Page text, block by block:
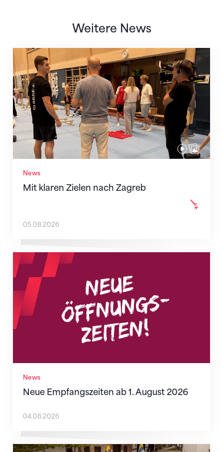
Weitere News
News
Mit klaren Zielen nach Zagreb
Mit klaren Zielen nach Zagreb
05.08.2026
News
Neue Empfangszeiten ab 1. August 2026
Neue Empfangszeiten ab 1. August 2026
04.08.2026
Wenn Mitmachen selbstverständlich ist